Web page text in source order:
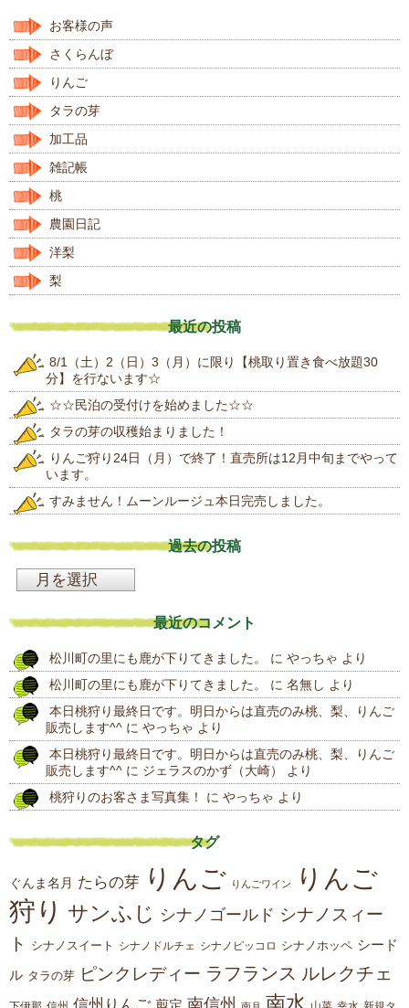
お客様の声
さくらんぼ
りんご
タラの芽
加工品
雑記帳
桃
農園日記
洋梨
梨
最近の投稿
8/1（土）2（日）3（月）に限り【桃取り置き食べ放題30
分】を行ないます☆
☆☆民泊の受付けを始めました☆☆
タラの芽の収穫始まりました！
りんご狩り24日（月）で終了！直売所は12月中旬までやって
います。
すみません！ムーンルージュ本日完売しました。
過去の投稿
投
稿
最近のコメント
松川町の里にも鹿が下りてきました。 に やっちゃ より
松川町の里にも鹿が下りてきました。
に 名無し より
本日桃狩り最終日です。明日からは直売のみ桃、梨、りんご
販売します^^ に やっちゃ より
本日桃狩り最終日です。明日からは直売のみ桃、梨、りんご
販売します^^ に ジェラスのかず（大崎）
より
桃狩りのお客さま写真集！
に やっちゃ より
タグ
ぐんま名月 たらの芽 りんご りんごワイン
りんご
狩り サンふじ シナノゴールド シナノスィー
ト
シナノスイート シナノドルチェ シナノピッコロ シナノホッペ シード
ル タラの芽 ピンクレディー ラフランス ルレクチェ
剪定 南信州 南水